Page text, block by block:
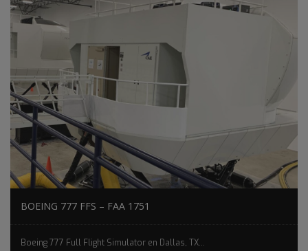
BOEING 777 FFS – FAA 1751
Boeing 777 Full Flight Simulator en Dallas, TX...